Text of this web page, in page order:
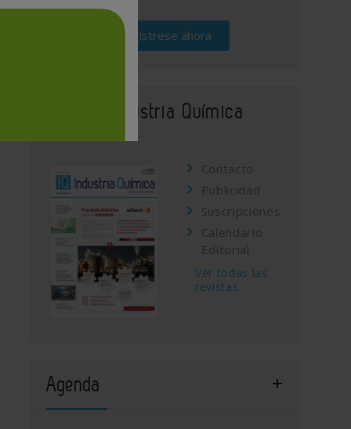
Regístrese ahora
Revista Industria Química
Contacto
Publicidad
Suscripciones
Calendario
Editorial
Ver todas las
revistas
Agenda